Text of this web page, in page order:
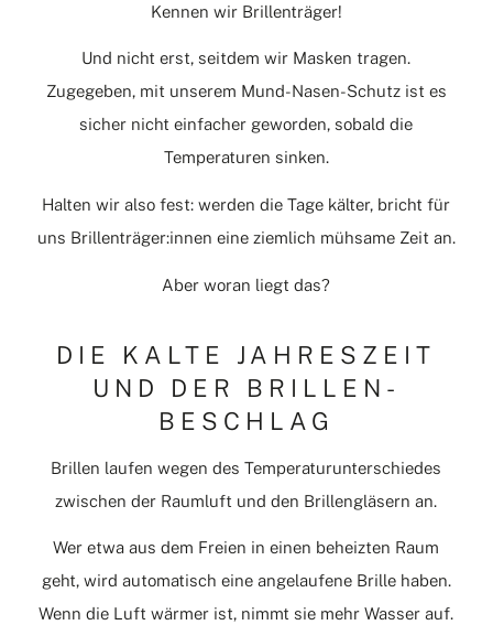
Kennen wir Brillenträger!
Und nicht erst, seitdem wir Masken tragen.
Zugegeben, mit unserem Mund-Nasen-Schutz ist es
sicher nicht einfacher geworden, sobald die
Temperaturen sinken.
Halten wir also fest: werden die Tage kälter, bricht für
uns Brillenträger:innen eine ziemlich mühsame Zeit an.
Aber woran liegt das?
DIE KALTE JAHRESZEIT
UND DER BRILLEN-
BESCHLAG
Brillen laufen wegen des Temperaturunterschiedes
zwischen der Raumluft und den Brillengläsern an.
Wer etwa aus dem Freien in einen beheizten Raum
geht, wird automatisch eine angelaufene Brille haben.
Wenn die Luft wärmer ist, nimmt sie mehr Wasser auf.